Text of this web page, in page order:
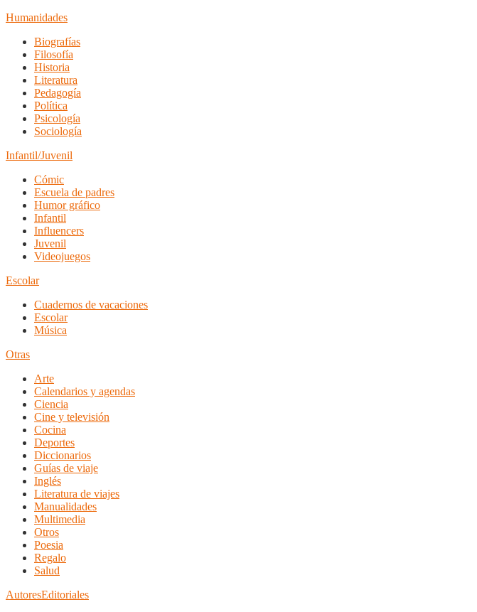
Humanidades
Biografías
Filosofía
Historia
Literatura
Pedagogía
Política
Psicología
Sociología
Infantil/Juvenil
Cómic
Escuela de padres
Humor gráfico
Infantil
Influencers
Juvenil
Videojuegos
Escolar
Cuadernos de vacaciones
Escolar
Música
Otras
Arte
Calendarios y agendas
Ciencia
Cine y televisión
Cocina
Deportes
Diccionarios
Guías de viaje
Inglés
Literatura de viajes
Manualidades
Multimedia
Otros
Poesia
Regalo
Salud
AutoresEditoriales